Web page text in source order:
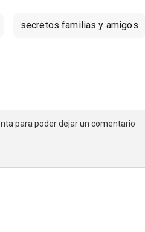
secretos familias y amigos
para poder dejar un comentario